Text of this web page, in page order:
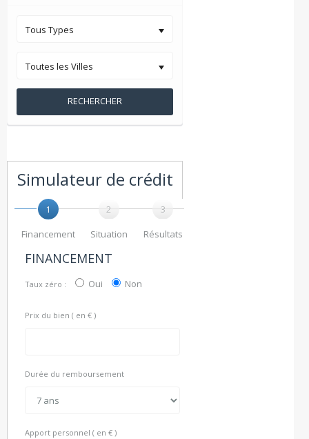
Tous Types
Toutes les Villes
RECHERCHER
Simulateur de crédit
1
Financement
2
Situation
3
Résultats
FINANCEMENT
Taux zéro : Oui Non
Prix du bien ( en € )
Durée du remboursement
Apport personnel ( en € )